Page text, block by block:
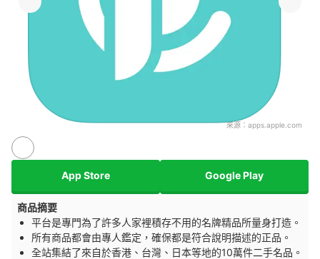
來源： apps.apple.com
App Store Google Play
商品摘要
平台是專門為了許多人家裡積存不用的名牌精品所量身打造。
所有商品都會由專人鑑定，確保都是符合說明描述的正品。
全站集結了來自於香港、台灣、日本等地的10萬件二手名品。